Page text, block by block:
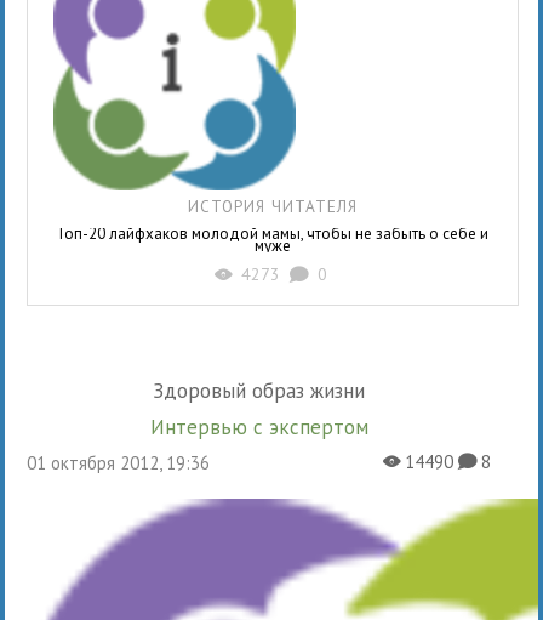
ИСТОРИЯ ЧИТАТЕЛЯ
Топ-20 лайфхаков молодой мамы, чтобы не забыть о себе и
муже
X 4273 K 0
Здоровый образ жизни
Интервью с экспертом
01 октября 2012, 19:36 X14490K8